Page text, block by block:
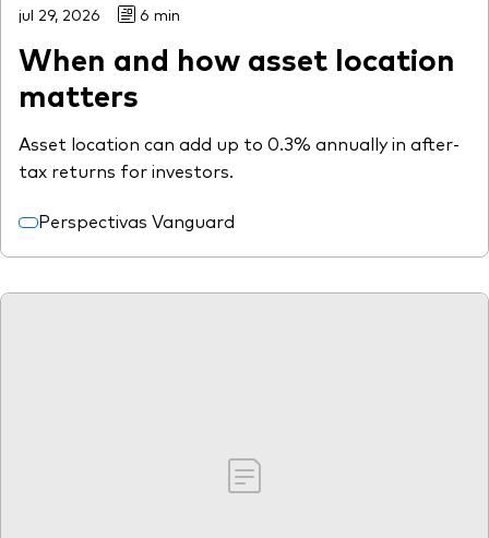
jul 29, 2026 6 min
When and how asset location
matters
Asset location can add up to 0.3% annually in after-
tax returns for investors.
Perspectivas Vanguard